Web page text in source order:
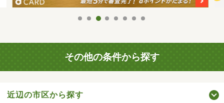
その他の条件から探す
近辺の市区から探す